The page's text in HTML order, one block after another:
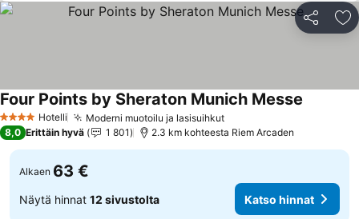
Jaa
4 Tähtiluokitus
Hotelli Moderni muotoilu ja lasisuihkutKatso hinnat
Four Points by Sheraton Munich Messe
8,0 Erittäin hyvä 1 801 2.3 km kohteesta Riem Arcaden
Alkaen 63 €
Näytä hinnat 12 sivustolta Katso hinnat